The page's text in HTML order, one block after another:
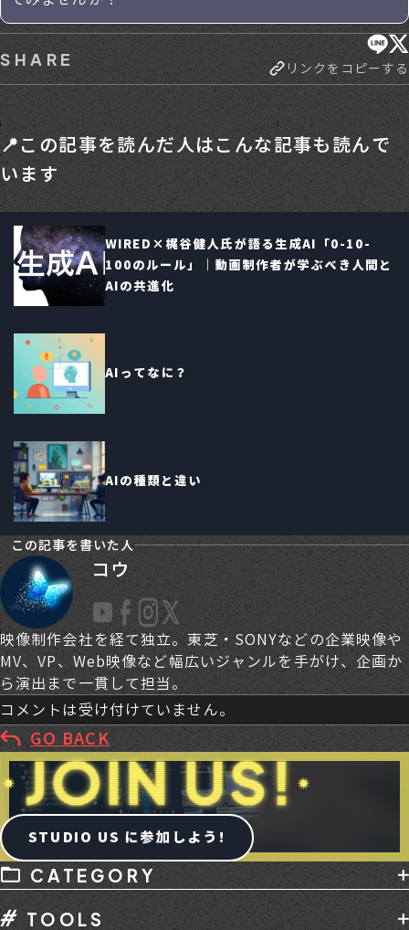
SHARE リンクをコピーする
📍この記事を読んだ人はこんな記事も読んで
います
WIRED×梶谷健人氏が語る生成AI「0-10-
100のルール」｜動画制作者が学ぶべき人間と
AIの共進化
AIってなに？
AIの種類と違い
この記事を書いた人
コウ
映像制作会社を経て独立。東芝・SONYなどの企業映像や
MV、VP、Web映像など幅広いジャンルを手がけ、企画か
ら演出まで一貫して担当。
コメントは受け付けていません。
GO BACK
STUDIO US に参加しよう!
CATEGORY
デバイス
副業
TOOLS